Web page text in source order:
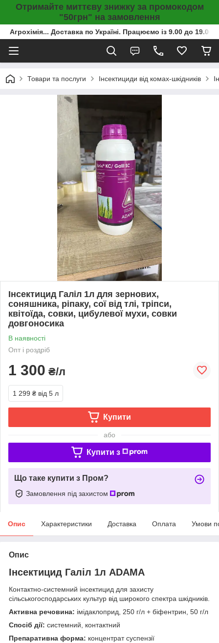
Отримайте миттєву знижку за промокодом
"50грн" на замовлення
Агрохімія... Доставка по Україні. Працюємо із 9.00 до
Товари та послуги Інсектициди від комах-шкідників
Інсектицид Галіл 1л для зернових,
соняшника, ріпаку, сої від тлі, тріпси,
квітоїда, совки, цибулевої мухи, совки
довгоносика
В наявності
Опт і роздріб
1 300 ₴/л
1 299 ₴ від 5 л
Купити
або
Купити з
Що таке купити з Пром?
Замовлення під захистом
Опис Характеристики Доставка Оплата Умови
Опис
Інсектицид Галіл 1л ADAMA
Контактно-системний інсектицид для захисту
сільськогосподарських культур від широкого спектра шкідників.
Активна речовина: імідаклоприд, 250 г/л + біфентрин, 50 г/л
Спосіб дії: системний, контактний
Препаративна форма: концентрат суспензії